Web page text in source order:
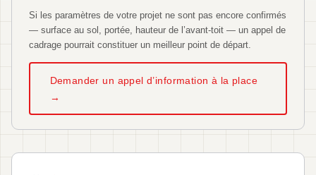
Si les paramètres de votre projet ne sont pas encore confirmés
— surface au sol, portée, hauteur de l’avant-toit — un appel de
cadrage pourrait constituer un meilleur point de départ.
Demander un appel d’information à la place
→